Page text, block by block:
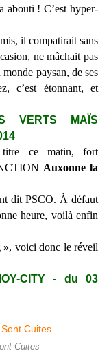
abouti ! C’est hyper-
il compatirait sans
ne mâchait pas
paysan, de ses
c’est étonnant, et
VERTS MAÏS
titre ce matin, fort
Auxonne la
dit PSCO. À défaut
heure, voilà enfin
», voici donc le réveil
CITY - du 03
Cuites